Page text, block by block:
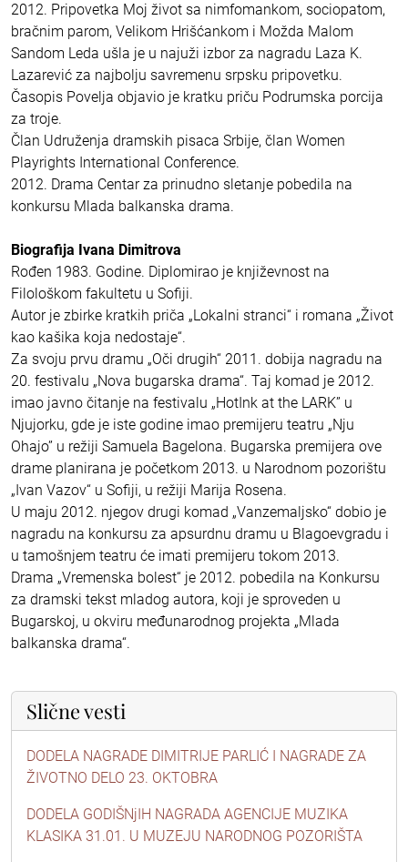
2012. Pripovetka Moj život sa nimfomankom, sociopatom,
bračnim parom, Velikom Hrišćankom i Možda Malom
Sandom Leda ušla je u najuži izbor za nagradu Laza K.
Lazarević za najbolju savremenu srpsku pripovetku.
Časopis Povelja objavio je kratku priču Podrumska porcija
za troje.
Član Udruženja dramskih pisaca Srbije, član Women
Playrights International Conference.
2012. Drama Centar za prinudno sletanje pobedila na
konkursu Mlada balkanska drama.
Biografija Ivana Dimitrova
Rođen 1983. Godine. Diplomirao je književnost na
Filološkom fakultetu u Sofiji.
Autor je zbirke kratkih priča „Lokalni stranci“ i romana „Život
kao kašika koja nedostaje“.
Za svoju prvu dramu „Oči drugih“ 2011. dobija nagradu na
20. festivalu „Nova bugarska drama“. Taj komad je 2012.
imao javno čitanje na festivalu „HotInk at the LARK” u
Njujorku, gde je iste godine imao premijeru teatru „Nju
Ohajo” u režiji Samuela Bagelona. Bugarska premijera ove
drame planirana je početkom 2013. u Narodnom pozorištu
„Ivan Vazov“ u Sofiji, u režiji Marija Rosena.
U maju 2012. njegov drugi komad „Vanzemaljsko“ dobio je
nagradu na konkursu za apsurdnu dramu u Blagoevgradu i
u tamošnjem teatru će imati premijeru tokom 2013.
Drama „Vremenska bolest“ je 2012. pobedila na Konkursu
za dramski tekst mladog autora, koji je sproveden u
Bugarskoj, u okviru međunarodnog projekta „Mlada
balkanska drama“.
Slične vesti
DODELA NAGRADE DIMITRIJE PARLIĆ I NAGRADE ZA
ŽIVOTNO DELO 23. OKTOBRA
DODELA GODIŠNjIH NAGRADA AGENCIJE MUZIKA
KLASIKA 31.01. U MUZEJU NARODNOG POZORIŠTA